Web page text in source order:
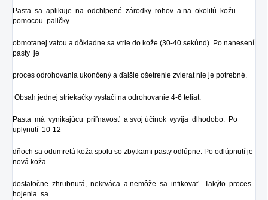
Pasta sa aplikuje na odchlpené zárodky rohov a na okolitú kožu
pomocou paličky
obmotanej vatou a dôkladne sa vtrie do kože (30-40 sekúnd). Po nanesení
pasty je
proces odrohovania ukončený a ďalšie ošetrenie zvierat nie je potrebné.
Obsah jednej striekačky vystačí na odrohovanie 4-6 teliat.
Pasta má vynikajúcu priľnavosť a svoj účinok vyvíja dlhodobo. Po
uplynutí 10-12
dňoch sa odumretá koža spolu so zbytkami pasty odlúpne. Po odlúpnutí je
nová koža
dostatočne zhrubnutá, nekrváca a nemôže sa infikovať. Takýto proces
hojenia sa